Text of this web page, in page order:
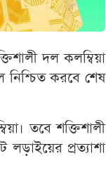
দল কলম্বিয়া
করবে শেষ
তবে শক্তিশালী
প্রত্যাশা